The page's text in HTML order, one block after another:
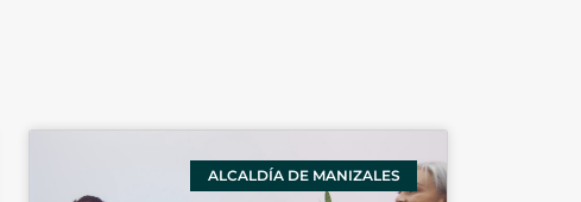
ALCALDÍA DE MANIZALES